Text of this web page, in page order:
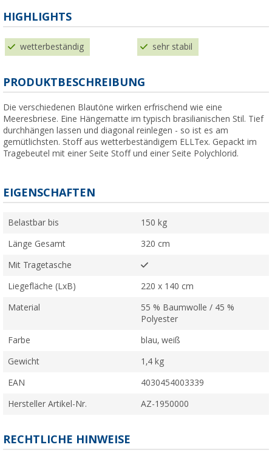
HIGHLIGHTS
wetterbeständig sehr stabil
PRODUKTBESCHREIBUNG
Die verschiedenen Blautöne wirken erfrischend wie eine
Meeresbriese. Eine Hängematte im typisch brasilianischen Stil. Tief
durchhängen lassen und diagonal reinlegen - so ist es am
gemütlichsten. Stoff aus wetterbeständigem ELLTex. Gepackt im
Tragebeutel mit einer Seite Stoff und einer Seite Polychlorid.
EIGENSCHAFTEN
Belastbar bis 150 kg
Länge Gesamt 320 cm
Mit Tragetasche
Liegefläche (LxB) 220 x 140 cm
Material
55 % Baumwolle / 45 %
Polyester
Farbe blau, weiß
Gewicht 1,4 kg
EAN 4030454003339
Hersteller Artikel-Nr. AZ-1950000
RECHTLICHE HINWEISE